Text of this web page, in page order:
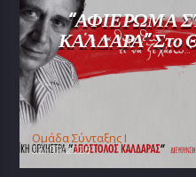
“ΑΦΙΕΡΩΜΑ
ΚΑΛΔΑΡΑ”
Oμάδα Σύνταξης Ι
25/07/2026